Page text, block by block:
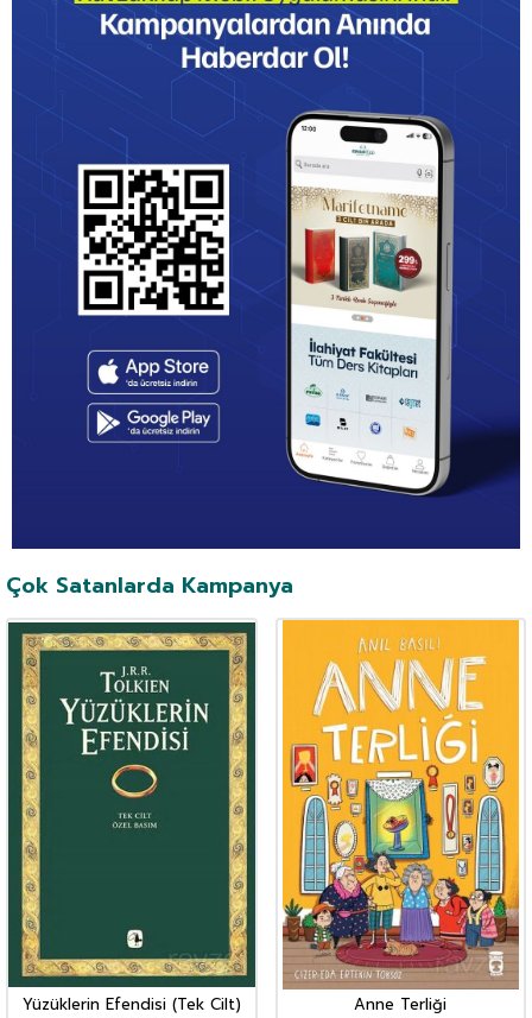
Çok Satanlarda Kampanya
Yüzüklerin Efendisi (Tek Cilt)
Anne Terliği